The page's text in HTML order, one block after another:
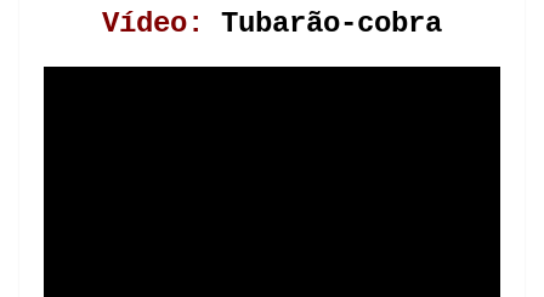
Vídeo: Tubarão-cobra